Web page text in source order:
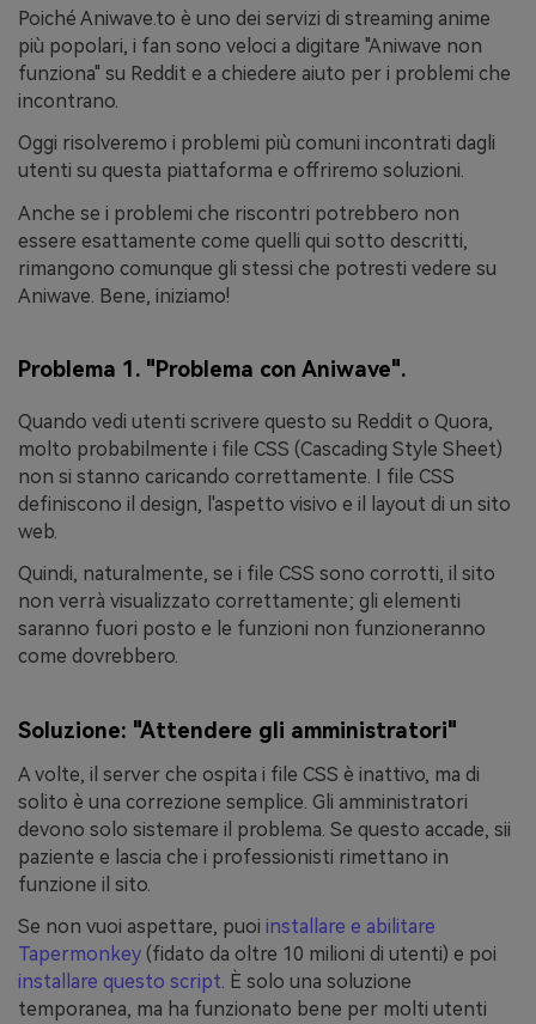
Poiché Aniwave.to è uno dei servizi di streaming anime
più popolari, i fan sono veloci a digitare "Aniwave non
funziona" su Reddit e a chiedere aiuto per i problemi che
incontrano.
Oggi risolveremo i problemi più comuni incontrati dagli
utenti su questa piattaforma e offriremo soluzioni.
Anche se i problemi che riscontri potrebbero non
essere esattamente come quelli qui sotto descritti,
rimangono comunque gli stessi che potresti vedere su
Aniwave. Bene, iniziamo!
Problema 1. "Problema con Aniwave".
Quando vedi utenti scrivere questo su Reddit o Quora,
molto probabilmente i file CSS (Cascading Style Sheet)
non si stanno caricando correttamente. I file CSS
definiscono il design, l'aspetto visivo e il layout di un sito
web.
Quindi, naturalmente, se i file CSS sono corrotti, il sito
non verrà visualizzato correttamente; gli elementi
saranno fuori posto e le funzioni non funzioneranno
come dovrebbero.
Soluzione: "Attendere gli amministratori"
A volte, il server che ospita i file CSS è inattivo, ma di
solito è una correzione semplice. Gli amministratori
devono solo sistemare il problema. Se questo accade, sii
paziente e lascia che i professionisti rimettano in
funzione il sito.
Se non vuoi aspettare, puoi installare e abilitare
Tapermonkey (fidato da oltre 10 milioni di utenti) e poi
installare questo script. È solo una soluzione
temporanea, ma ha funzionato bene per molti utenti